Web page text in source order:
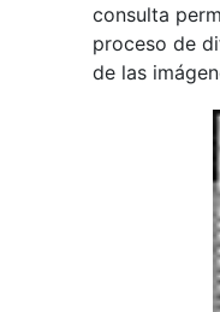
consulta
proceso de
de las